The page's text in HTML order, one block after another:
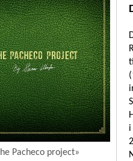
Pacheco project»
i